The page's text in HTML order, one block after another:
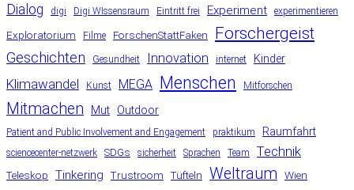
Dialog
digi Digi WIssensraum Eintritt frei Experiment experimentieren
Exploratorium Filme ForschenStattFaken Forschergeist
Geschichten Gesundheit Innovation internet Kinder
Klimawandel Kunst MEGA Menschen Mitforschen
Mitmachen Mut Outdoor
Patient and Public Involvement and Engagement praktikum Raumfahrt
sciencecenter-netzwerk SDGs sicherheit Sprachen Team Technik
Teleskop Tinkering Trustroom Tüfteln Weltraum Wien